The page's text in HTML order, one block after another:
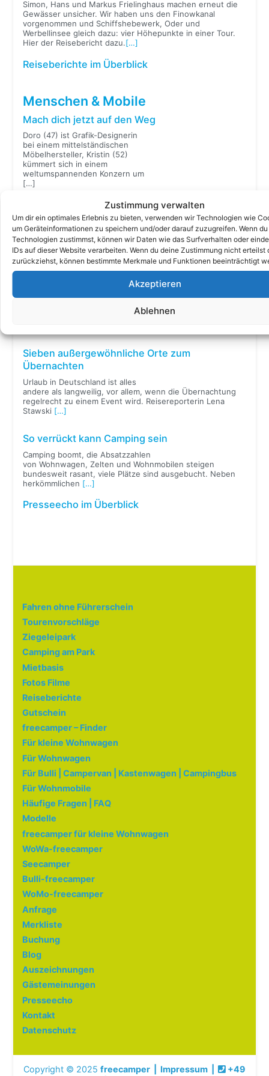
Zustimmung verwalten
Um dir ein optimales Erlebnis zu bieten, verwenden wir Technologien wie
um Geräteinformationen zu speichern und/oder darauf zuzugreifen. Wenn
Technologien zustimmst, können wir Daten wie das Surfverhalten oder
IDs auf dieser Website verarbeiten. Wenn du deine Zustimmung nicht erteilst
zurückziehst, können bestimmte Merkmale und Funktionen beeinträchtigt
Akzeptieren
Ablehnen
Simon, Hans und Markus Frielinghaus machen erneut die
Gewässer unsicher. Wir haben uns den Finowkanal
vorgenommen und Schiffshebewerk, Oder und
Werbellinsee gleich dazu: vier Höhepunkte in einer Tour.
Hier der Reisebericht dazu.[…]
Reiseberichte im Überblick
Menschen & Mobile
Mach dich jetzt auf den Weg
Doro (47) ist Grafik-Designerin
bei einem mittelständischen
Möbelhersteller, Kristin (52)
kümmert sich in einem
weltumspannenden Konzern um
[…]
Menschen & Mobile im Überblick
Presseecho
Verkehrsregeln auf Fluss, Kanal und See im TV
Am 13. Mai 2024 ist freecamper
im Verbrauchermagazin „SUPER.MARKT“ zu sehen. Die
Sieben außergewöhnliche Orte zum
Übernachten
Urlaub in Deutschland ist alles
andere als langweilig, vor allem, wenn die Übernachtung
regelrecht zu einem Event wird. Reisereporterin Lena
Stawski […]
So verrückt kann Camping sein
Camping boomt, die Absatzzahlen
von Wohnwagen, Zelten und Wohnmobilen steigen
bundesweit rasant, viele Plätze sind ausgebucht. Neben
herkömmlichen […]
Presseecho im Überblick
Fahren ohne Führerschein
Tourenvorschläge
Ziegeleipark
Camping am Park
Mietbasis
Fotos Filme
Reiseberichte
Gutschein
freecamper – Finder
Für kleine Wohnwagen
Für Wohnwagen
Für Bulli | Campervan | Kastenwagen | Campingbus
Für Wohnmobile
Häufige Fragen | FAQ
Modelle
freecamper für kleine Wohnwagen
WoWa-freecamper
Seecamper
Bulli-freecamper
WoMo-freecamper
Anfrage
Merkliste
Buchung
Blog
Auszeichnungen
Gästemeinungen
Presseecho
Kontakt
Datenschutz
Copyright © 2025 freecamper Impressum
+49